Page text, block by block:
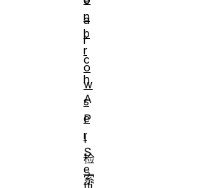
a
r
c
h
A
P
I
检
索
n
b
r
o
w
s
e
r
S
e